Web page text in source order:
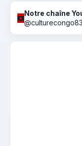
Notre chaîne